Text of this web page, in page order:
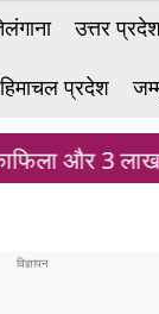
उत्तर
हिमाचल प्रदेश
और 3 लाख